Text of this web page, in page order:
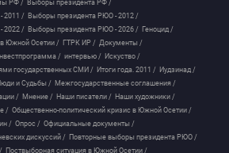
РФ / Выборы президента РФ /
2011 / Выборы президента РЮО - 2012 /
2022 / Выборы президента РЮО - 2026 / Геноцид /
в Южной Осетии / ГТРК ИР / Документы /
/ интервью / Искуство /
государственных СМИ / Итоги года. 2011 / Иудзинад /
и Судьбы / Межгосударственные соглашения /
/ Мнение / Наши писатели / Наши художники /
/ Общественно-политический кризис в Южной Осетии /
/ Опрос / Официальные документы /
дискуссий / Повторные выборы президента РЮО /
Поствыборная ситуация в Южной Осетии /